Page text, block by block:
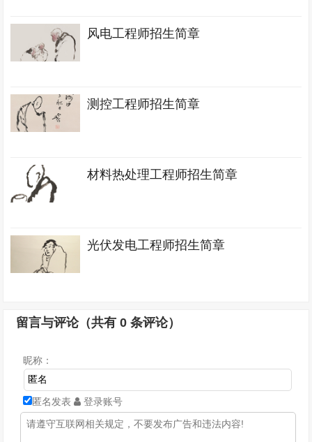
风电工程师招生简章
测控工程师招生简章
材料热处理工程师招生简章
光伏发电工程师招生简章
留言与评论（共有0 条评论）
昵称：
匿名发表 登录账号